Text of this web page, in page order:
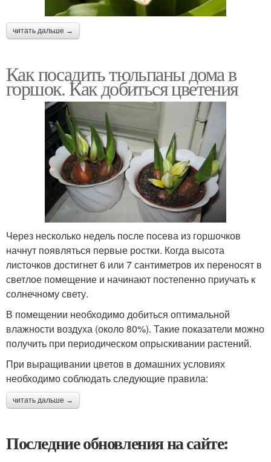
читать дальше →
Как посадить тюльпаны дома в
горшок. Как добиться цветения
Через несколько недель после посева из горшочков
начнут появляться первые ростки. Когда высота
листочков достигнет 6 или 7 сантиметров их переносят в
светлое помещение и начинают постепенно приучать к
солнечному свету.
В помещении необходимо добиться оптимальной
влажности воздуха (около 80%). Такие показатели можно
получить при периодическом опрыскивании растений.
При выращивании цветов в домашних условиях
необходимо соблюдать следующие правила:
читать дальше →
Последние обновления на сайте: